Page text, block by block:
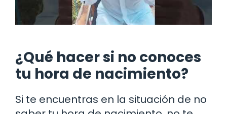
¿Qué hacer si no conoces
tu hora de nacimiento?
Si te encuentras en la situación de no